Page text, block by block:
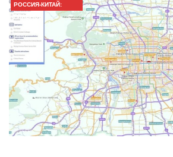
РОССИЯ-КИТАЙ:
ГЛАВНОЕ